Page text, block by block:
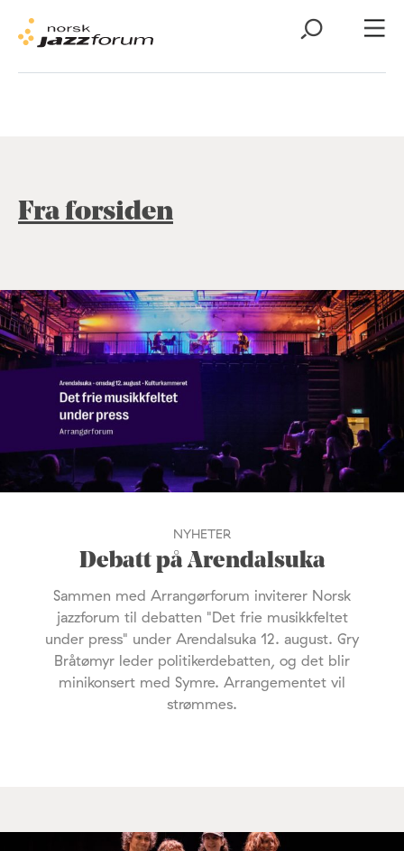
Fra forsiden
NYHETER
Debatt på Arendalsuka
Sammen med Arrangørforum inviterer Norsk
jazzforum til debatten "Det frie musikkfeltet
under press" under Arendalsuka 12. august. Gry
Bråtømyr leder politikerdebatten, og det blir
minikonsert med Symre. Arrangementet vil
strømmes.